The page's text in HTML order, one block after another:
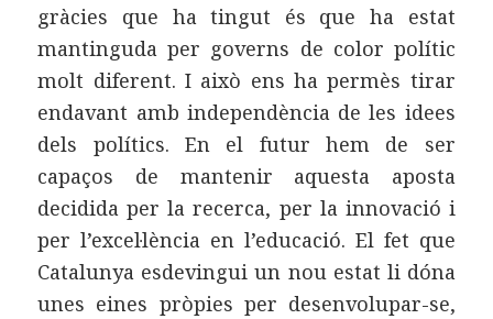
gràcies que ha tingut és que ha estat
mantinguda per governs de color polític
molt diferent. I això ens ha permès tirar
endavant amb independència de les idees
dels polítics. En el futur hem de ser
capaços de mantenir aquesta aposta
decidida per la recerca, per la innovació i
per l’excel·lència en l’educació. El fet que
Catalunya esdevingui un nou estat li dóna
unes eines pròpies per desenvolupar-se,